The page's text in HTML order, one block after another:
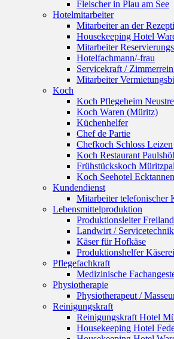
Fleischer in Plau am See
Hotelmitarbeiter
Mitarbeiter an der
Housekeeping Hotel
Mitarbeiter
Hotelfachmann/-frau
Servicekraft /
Mitarbeiter
Koch
Koch Pflegeheim
Koch Waren (Müritz)
Küchenhelfer
Chef de Partie
Chefkoch Schloss Leizen
Koch Restaurant
Frühstückskoch
Koch Seehotel
Kundendienst
Mitarbeiter telefonischer
Lebensmittelproduktion
Produktionsleiter
Landwirt /
Käser für Hofkäse
Produktionshelfer Käserei
Pflegefachkraft
Medizinische
Physiotherapie
Physiotherapeut /
Reinigungskraft
Reinigungskraft Hotel
Housekeeping Hotel